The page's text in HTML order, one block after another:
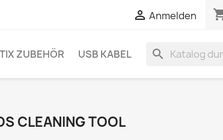
 Anmelden
ZUBEHÖR USB KABEL search
CLEANING TOOL